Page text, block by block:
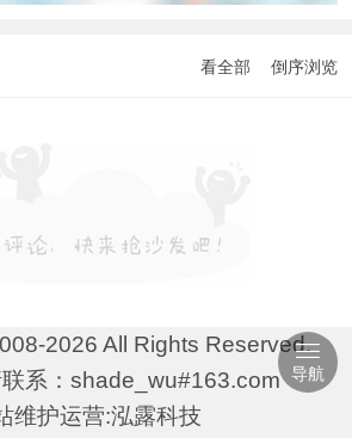
看全部 倒序浏览
2026 All Rights Reserved.
系：shade_wu#163.com
维护运营:泓露科技
导航